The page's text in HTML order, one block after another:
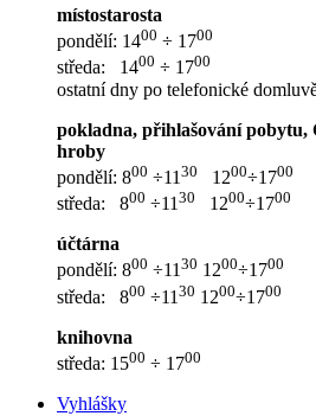
místostarosta
pondělí: 1400 ÷ 1700
středa: 1400 ÷ 1700
ostatní dny po telefonické
pokladna, přihlašování pobytu,
hroby
pondělí: 800 ÷11 30 1200÷1700
středa: 800 ÷11 30 1200÷1700
účtárna
pondělí: 800 ÷1130 1200÷1700
středa: 800 ÷11 30 1200÷1700
knihovna
středa: 1500 ÷ 1700
Vyhlášky